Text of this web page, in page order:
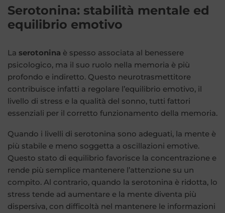
Serotonina: stabilità mentale ed
equilibrio emotivo
La serotonina è spesso associata al benessere
psicologico, ma il suo ruolo nella memoria è più
profondo e indiretto. Questo neurotrasmettitore
contribuisce infatti a regolare l’equilibrio emotivo, il
livello di stress e la qualità del sonno, tutti fattori
essenziali per il corretto funzionamento della memoria.
Quando i livelli di serotonina sono adeguati, la mente è
più stabile e meno soggetta a oscillazioni emotive.
Questo stato di equilibrio favorisce la concentrazione e
rende più semplice mantenere l’attenzione su un
compito. Al contrario, quando la serotonina è ridotta, lo
stress tende ad aumentare e la mente diventa più
dispersiva, con difficoltà nel mantenere le informazioni